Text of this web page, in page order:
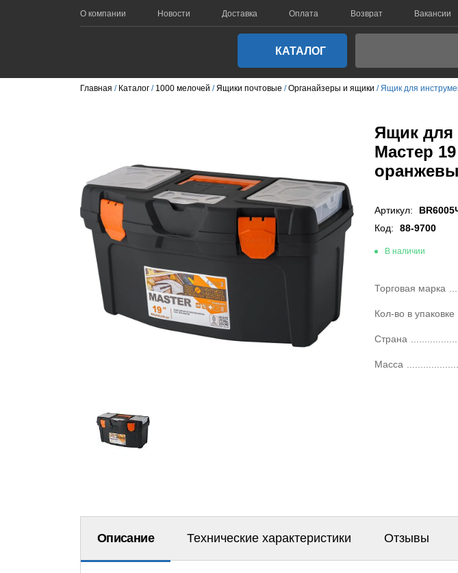
О компании Новости Доставка Оплата Возврат Вакансии
КАТАЛОГ
Главная Каталог 1000 мелочей Ящики почтовые Органайзеры и ящики Ящик для
Ящик для
Мастер
Артикул:
Код:
88-9700
В наличии
Торговая марка
Кол-во в упаковке
Страна
Масса
Описание Технические характеристики Отзывы